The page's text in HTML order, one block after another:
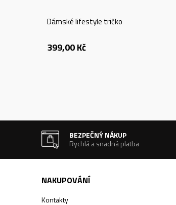
Dámské lifestyle tričko
399,00Kč
BEZPEČNÝ NÁKUP
Rychlá a snadná platba
NAKUPOVÁNÍ
Kontakty